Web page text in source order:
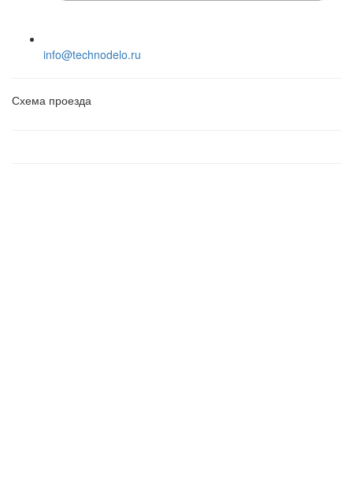
info@technodelo.ru
Схема проезда